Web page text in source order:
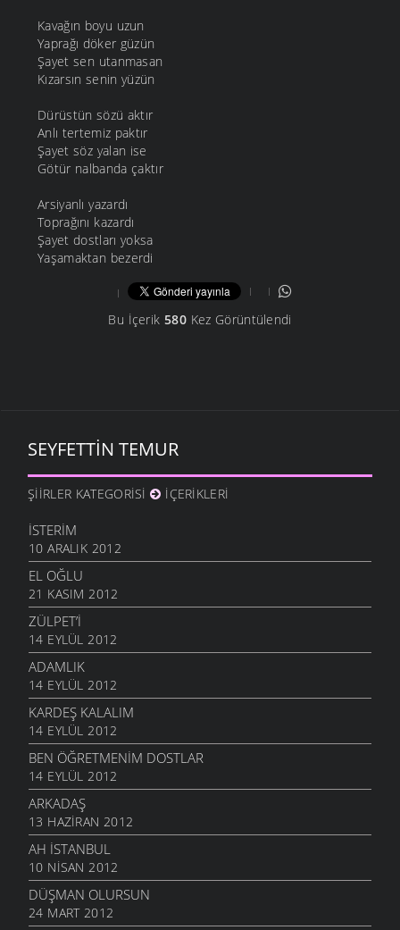
Kavağın boyu uzun
Yaprağı döker güzün
Şayet sen utanmasan
Kızarsın senin yüzün
Dürüstün sözü aktır
Anlı tertemiz paktır
Şayet söz yalan ise
Götür nalbanda çaktır
Arsiyanlı yazardı
Toprağını kazardı
Şayet dostları yoksa
Yaşamaktan bezerdi
Bu İçerik 580Kez Görüntülendi
SEYFETTIN TEMUR
ŞIIRLER KATEGORISI İÇERIKLERI
İSTERIM
10 ARALIK 2012
EL OĞLU
21 KASIM 2012
ZÜLPET’I
14 EYLÜL 2012
ADAMLIK
14 EYLÜL 2012
KARDEŞ KALALIM
14 EYLÜL 2012
BEN ÖĞRETMENIM DOSTLAR
14 EYLÜL 2012
ARKADAŞ
13 HAZIRAN 2012
AH İSTANBUL
10 NISAN 2012
DÜŞMAN OLURSUN
24 MART 2012